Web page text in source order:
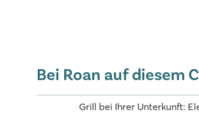
Bei Roan auf diesem
Grill bei Ihrer Unterkunft: